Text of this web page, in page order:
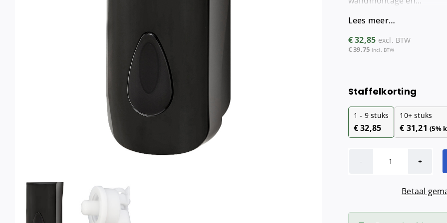
Lees meer…
€32,85 excl. BTW
€39,75 incl. BTW
Staffelkorting
1 - 9stuks
€32,85
10+ stuks
€ 31,21 (5%
Zeepdispenser
(zwart)
Betaal